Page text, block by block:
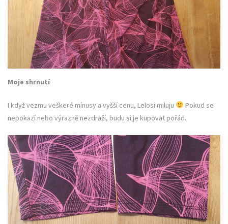
Moje shrnutí
I když vezmu veškeré mínusy a vyšší cenu, Lelosi miluju
Pokud se
nepokazí nebo výrazně nezdraží, budu si je kupovat pořád.